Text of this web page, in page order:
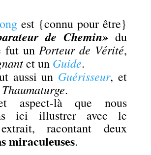
est {connu pour être}
de Chemin» du
fut unPorteur de Vérité,
et un Guide.
aussi un Guérisseur, et
Thaumaturge.
aspect-là que nous
ici illustrer avec le
racontant deux
miraculeuses.